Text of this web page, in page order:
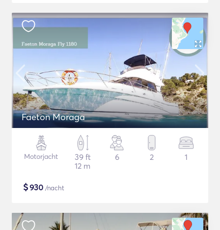
Faeton Moraga
Motorjacht
39 ft
12 m
6 2 1
$930 /nacht